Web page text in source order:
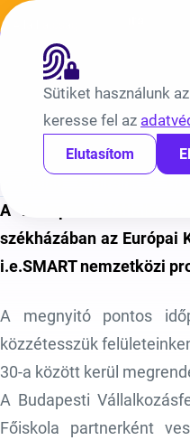
Sütiket használunk
keresse fel az
Elutasítom
A Budapesti
székházában az Európai
i.e.SMART nemzetközi
A megnyitó pontos
közzétesszük
30-a között kerül
A Budapesti
Főiskola partnerként